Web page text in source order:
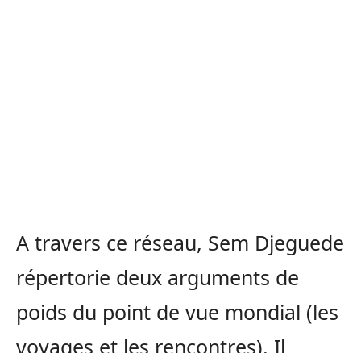
A travers ce réseau, Sem Djeguede
répertorie deux arguments de
poids du point de vue mondial (les
voyages et les rencontres). Il